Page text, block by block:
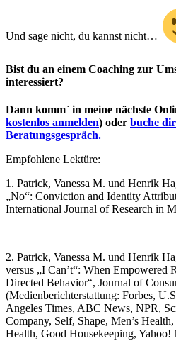
Und sage nicht, du kannst nicht…
Bist du an einem Coaching zur
interessiert?
Dann komm` in meine nächste
kostenlos anmelden) oder buche
Beratungsgespräch.
Empfohlene Lektüre:
1. Patrick, Vanessa M. und Henrik
„No“: Conviction and Identity
International Journal of Research in
2. Patrick, Vanessa M. und Henrik
versus „I Can’t“: When Empowered
Directed Behavior“, Journal of
(Medienberichterstattung: Forbes,
Angeles Times, ABC News, NPR,
Company, Self, Shape, Men’s Health,
Health, Good Housekeeping, Yahoo!